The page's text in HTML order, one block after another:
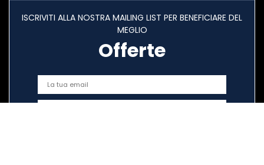
ISCRIVITI ALLA NOSTRA MAILING LIST PER BENEFICIARE DEL
MEGLIO
Offerte